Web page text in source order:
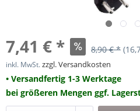
7,41 € * 8,90 € *
inkl. MwSt.zzgl. Versandkosten
• Versandfertig 1-3 Werktage
bei größeren Mengen ggf.